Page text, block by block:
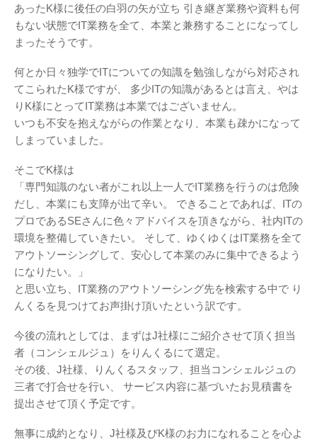
あったK様に後任の白羽の矢が立ち 引き継ぎ業務や資料も何
もない状態でIT業務を全て、本業と兼務することになってし
まったそうです。
何とか日々独学でITについての知識を勉強しながら対応され
てこられたK様ですが、
多少ITの知識があるとは言え、やは
りK様にとってIT業務は本業ではございません。
いつも不安を抱えながらの作業となり、本業も疎かになって
しまっていました。
そこでK様は
「専門知識のない者がこれ以上一人でIT業務を行うのは危険
だし、本業にも支障が出て辛い。
できることであれば、ITの
プロであるSEさんに色々アドバイスを頂きながら、社内ITの
環境を整備していきたい。
そして、ゆくゆくはIT業務を全て
アウトソーシングして、安心して本業のみに集中できるよう
になりたい。」
と思い立ち、IT業務のアウトソーシング先を検索する中で り
んくるを見つけてお声掛け頂いたという訳です。
今後の流れとしては、まずはJ社様にご紹介させて頂く担当
者（コンシェルジュ）をりんくるにて選定。
その後、J社様、りんくるスタッフ、担当コンシェルジュの
三者で打合せを行い、
サービス内容に基づいたお見積書を
提出させて頂く予定です。
無事に成約となり、J社様及びK様のお力になれることを心よ